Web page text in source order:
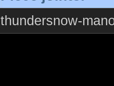
thundersnow-